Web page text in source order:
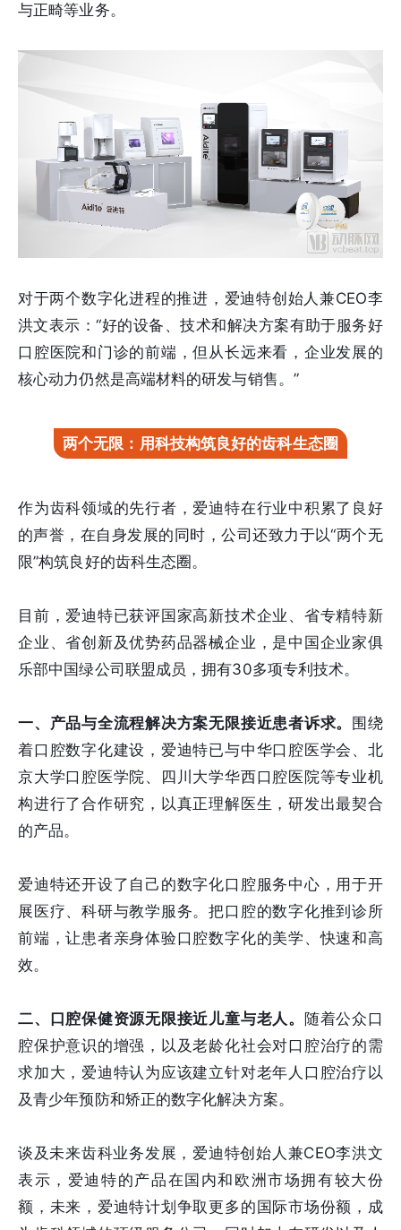
与正畸等业务。
对于两个数字化进程的推进，爱迪特创始人兼CEO李
洪文表示：“好的设备、技术和解决方案有助于服务好
口腔医院和门诊的前端，但从长远来看，企业发展的
核心动力仍然是高端材料的研发与销售。”
两个无限：用科技构筑良好的齿科生态圈
作为齿科领域的先行者，爱迪特在行业中积累了良好
的声誉，在自身发展的同时，公司还致力于以“两个无
限”构筑良好的齿科生态圈。
目前，爱迪特已获评国家高新技术企业、省专精特新
企业、省创新及优势药品器械企业，是中国企业家俱
乐部中国绿公司联盟成员，拥有30多项专利技术。
一、产品与全流程解决方案无限接近患者诉求。 围绕
着口腔数字化建设，爱迪特已与中华口腔医学会、北
京大学口腔医学院、四川大学华西口腔医院等专业机
构进行了合作研究，以真正理解医生，研发出最契合
的产品。
爱迪特还开设了自己的数字化口腔服务中心，用于开
展医疗、科研与教学服务。把口腔的数字化推到诊所
前端，让患者亲身体验口腔数字化的美学、快速和高
效。
二、口腔保健资源无限接近儿童与老人。 随着公众口
腔保护意识的增强，以及老龄化社会对口腔治疗的需
求加大，爱迪特认为应该建立针对老年人口腔治疗以
及青少年预防和矫正的数字化解决方案。
谈及未来齿科业务发展，爱迪特创始人兼CEO李洪文
表示，爱迪特的产品在国内和欧洲市场拥有较大份
额，未来，爱迪特计划争取更多的国际市场份额，成